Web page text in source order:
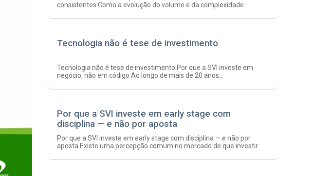
consistentes Como a evolução do volume e da complexidade...
Tecnologia não é tese de investimento
Tecnologia não é tese de investimento Por que a SVI investe em
negócio, não em código Ao longo de mais de 20 anos...
Por que a SVI investe em early stage com
disciplina — e não por aposta
Por que a SVI investe em early stage com disciplina — e não por
aposta Existe uma percepção comum no mercado de que investir...